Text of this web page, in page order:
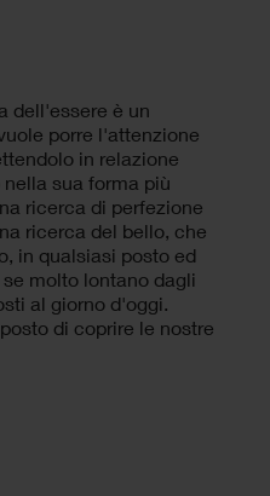
dell'essere è un
porre l'attenzione
in relazione
sua forma più
ricerca di perfezione
ricerca del bello, che
in qualsiasi posto ed
molto lontano dagli
al giorno d'oggi.
di coprire le nostre